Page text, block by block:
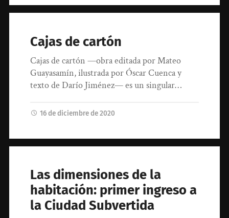
Cajas de cartón
Cajas de cartón —obra editada por Mateo
Guayasamín, ilustrada por Óscar Cuenca y
texto de Darío Jiménez— es un singular…
16 de diciembre de 2020
Las dimensiones de la
habitación: primer ingreso a
la Ciudad Subvertida